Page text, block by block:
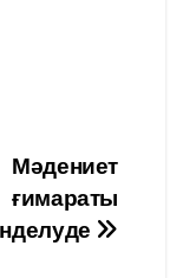
Мәдениет
ғимараты